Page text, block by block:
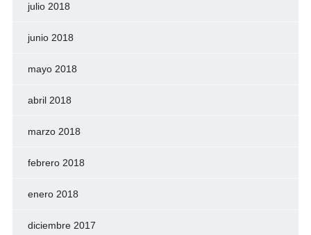
julio 2018
junio 2018
mayo 2018
abril 2018
marzo 2018
febrero 2018
enero 2018
diciembre 2017